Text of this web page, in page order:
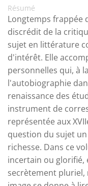
Résumé
Longtemps frappée
discrédit de la
sujet en littérature
d'intérêt. Elle
personnelles qui, à
l'autobiographie
renaissance des
instrument de
représentée aux
question du sujet
richesse. Dans ce
incertain ou glorifié,
secrètement